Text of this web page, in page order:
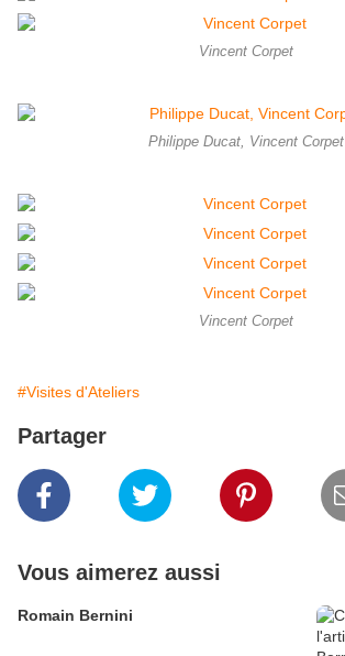
Vincent Corpet
Philippe Ducat, Vincent Corpet
Vincent Corpet
#Visites d'Ateliers
Partager
Vous aimerez aussi
Romain Bernini